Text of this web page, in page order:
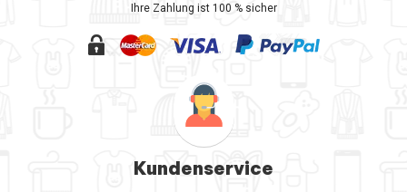
Ihre Zahlung ist 100 % sicher
Kundenservice